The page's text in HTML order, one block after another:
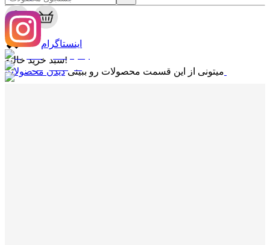
0
✖
سبد خرید خالیه!
میتونی از این قسمت محصولات رو ببینی
اینستاگرام